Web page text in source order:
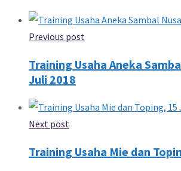
Previous post
Training Usaha Aneka
Juli 2018
Next post
Training Usaha Mie dan